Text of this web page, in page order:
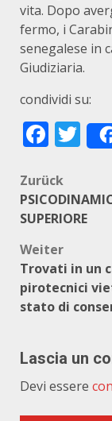
vita. Dopo
fermo, i
senegalese in
Giudiziaria.
condividi su:
Zurück
SUPERIORE
Weiter
Trovati in un
pirotecnici
stato di
Lascia un
Devi essere